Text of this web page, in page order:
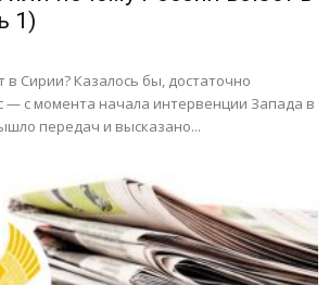
1)
в Сирии? Казалось бы, достаточно
— с момента начала интервенции Запада в
передач и высказано...